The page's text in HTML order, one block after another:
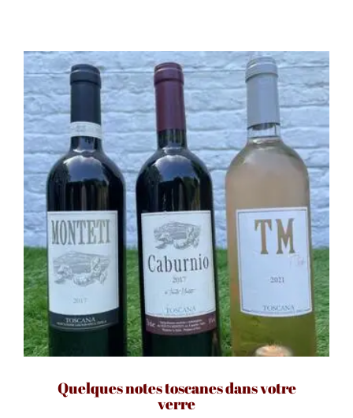
Quelques notes toscanes dans votre
verre